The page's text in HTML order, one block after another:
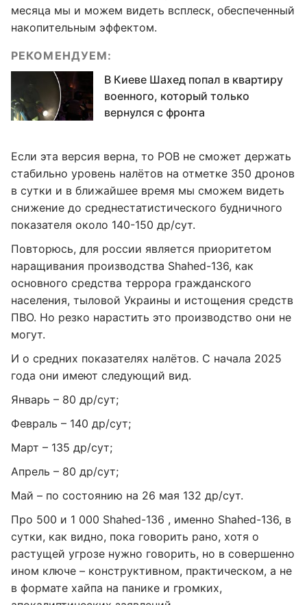
месяца мы и можем видеть всплеск, обеспеченный
накопительным эффектом.
РЕКОМЕНДУЕМ:
В Киеве Шахед попал в квартиру
военного, который только
вернулся с фронта
Если эта версия верна, то РОВ не сможет держать
стабильно уровень налётов на отметке 350 дронов
в сутки и в ближайшее время мы сможем видеть
снижение до среднестатистического будничного
показателя около 140-150 др/сут.
Повторюсь, для россии является приоритетом
наращивания производства Shahed-136, как
основного средства террора гражданского
населения, тыловой Украины и истощения средств
ПВО. Но резко нарастить это производство они не
могут.
И о средних показателях налётов. С начала 2025
года они имеют следующий вид.
Январь – 80 др/сут;
Февраль – 140 др/сут;
Март – 135 др/сут;
Апрель – 80 др/сут;
Май – по состоянию на 26 мая 132 др/сут.
Про 500 и 1 000 Shahed-136 , именно Shahed-136, в
сутки, как видно, пока говорить рано, хотя о
растущей угрозе нужно говорить, но в совершенно
ином ключе – конструктивном, практическом, а не
в формате хайпа на панике и громких,